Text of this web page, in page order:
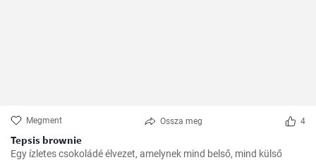
Megment Ossza meg 4
Tepsis brownie
Egy ízletes csokoládé élvezet, amelynek mind belső, mind külső